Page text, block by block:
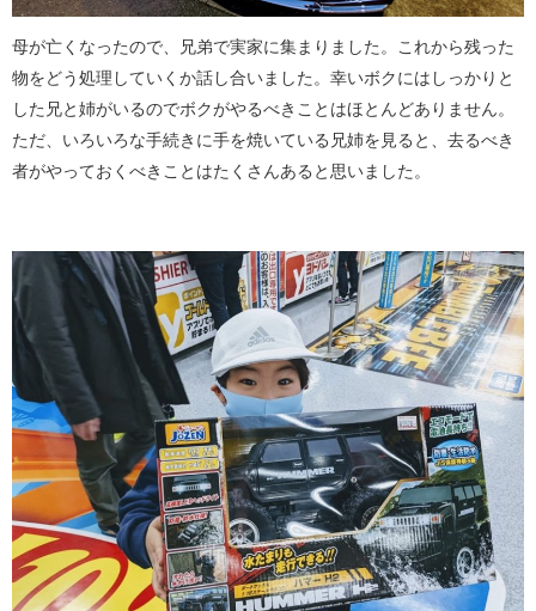
母が亡くなったので、兄弟で実家に集まりました。これから残った
物をどう処理していくか話し合いました。幸いボクにはしっかりと
した兄と姉がいるのでボクがやるべきことはほとんどありません。
ただ、いろいろな手続きに手を焼いている兄姉を見ると、去るべき
者がやっておくべきことはたくさんあると思いました。